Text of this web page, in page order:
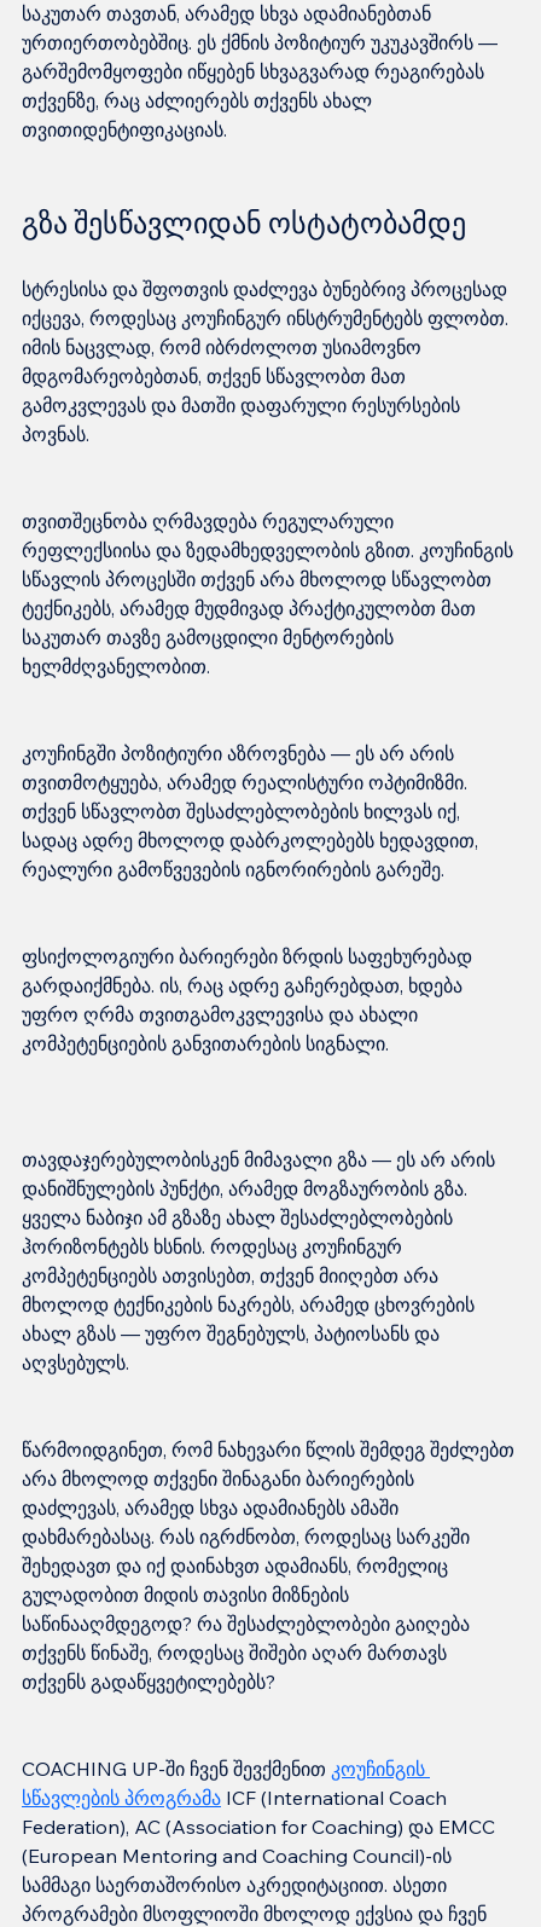
საკუთარ თავთან, არამედ სხვა ადამიანებთან
ურთიერთობებშიც. ეს ქმნის პოზიტიურ უკუკავშირს —
გარშემომყოფები იწყებენ სხვაგვარად რეაგირებას
თქვენზე, რაც აძლიერებს თქვენს ახალ
გზა შესწავლიდან ოსტატობამდე
სტრესისა და შფოთვის დაძლევა ბუნებრივ პროცესად
იქცევა, როდესაც კოუჩინგურ ინსტრუმენტებს ფლობთ.
იმის ნაცვლად, რომ იბრძოლოთ უსიამოვნო
მდგომარეობებთან, თქვენ სწავლობთ მათ
გამოკვლევას და მათში დაფარული რესურსების
თვითშეცნობა ღრმავდება რეგულარული
რეფლექსიისა და ზედამხედველობის გზით. კოუჩინგის
სწავლის პროცესში თქვენ არა მხოლოდ სწავლობთ
ტექნიკებს, არამედ მუდმივად პრაქტიკულობთ მათ
საკუთარ თავზე გამოცდილი მენტორების
კოუჩინგში პოზიტიური აზროვნება — ეს არ არის
თვითმოტყუება, არამედ რეალისტური ოპტიმიზმი.
თქვენ სწავლობთ შესაძლებლობების ხილვას იქ,
სადაც ადრე მხოლოდ დაბრკოლებებს ხედავდით,
ფსიქოლოგიური ბარიერები ზრდის საფეხურებად
გარდაიქმნება. ის, რაც ადრე გაჩერებდათ, ხდება
უფრო ღრმა თვითგამოკვლევისა და ახალი
თავდაჯერებულობისკენ მიმავალი გზა — ეს არ არის
დანიშნულების პუნქტი, არამედ მოგზაურობის გზა.
ყველა ნაბიჯი ამ გზაზე ახალ შესაძლებლობების
ჰორიზონტებს ხსნის. როდესაც კოუჩინგურ
კომპეტენციებს ათვისებთ, თქვენ მიიღებთ არა
მხოლოდ ტექნიკების ნაკრებს, არამედ ცხოვრების
ახალ გზას — უფრო შეგნებულს, პატიოსანს და
წარმოიდგინეთ, რომ ნახევარი წლის შემდეგ შეძლებთ
არა მხოლოდ თქვენი შინაგანი ბარიერების
დაძლევას, არამედ სხვა ადამიანებს ამაში
დახმარებასაც. რას იგრძნობთ, როდესაც სარკეში
შეხედავთ და იქ დაინახვთ ადამიანს, რომელიც
გულადობით მიდის თავისი მიზნების
საწინააღმდეგოდ? რა შესაძლებლობები გაიღება
თქვენს წინაშე, როდესაც შიშები აღარ მართავს
COACHING UP-ში ჩვენ შევქმენით კოუჩინგის
სწავლების პროგრამა ICF (International Coach
Federation), AC (Association for Coaching) და EMCC
(European Mentoring and Coaching Council)-ის
სამმაგი საერთაშორისო აკრედიტაციით. ასეთი
პროგრამები მსოფლიოში მხოლოდ ექვსია და ჩვენ